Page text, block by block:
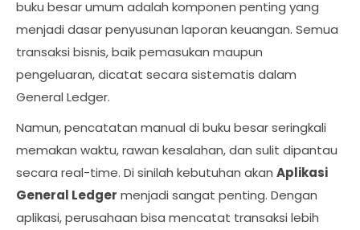
buku besar umum adalah komponen penting yang
menjadi dasar penyusunan laporan keuangan. Semua
transaksi bisnis, baik pemasukan maupun
pengeluaran, dicatat secara sistematis dalam
General Ledger.
Namun, pencatatan manual di buku besar seringkali
memakan waktu, rawan kesalahan, dan sulit dipantau
secara real-time. Di sinilah kebutuhan akan Aplikasi
General Ledger menjadi sangat penting. Dengan
aplikasi, perusahaan bisa mencatat transaksi lebih